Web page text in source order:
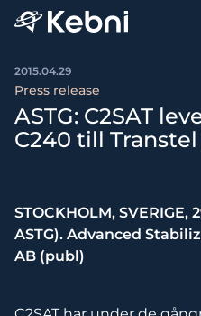
2015.04.29
Press release
ASTG: C2SAT
C240 till Transtel
STOCKHOLM, SVERIGE,
ASTG). Advanced
AB (publ)